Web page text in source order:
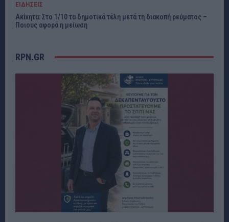
ΕΙΔΗΣΕΙΣ
Ακίνητα: Στο 1/10 τα δημοτικά τέλη μετά τη διακοπή ρεύματος –
Ποιους αφορά η μείωση
RPN.GR